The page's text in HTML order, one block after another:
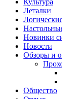
Культура
Леталки
Новинки
Новости
Обзоры и
Общество